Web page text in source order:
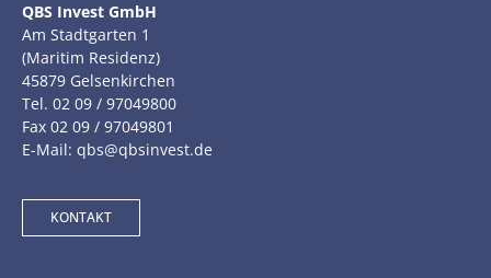
QBS Invest GmbH
Am Stadtgarten 1
(Maritim Residenz)
45879 Gelsenkirchen
Tel. 02 09 / 97049800
Fax 02 09 / 97049801
E-Mail: qbs@qbsinvest.de
KONTAKT